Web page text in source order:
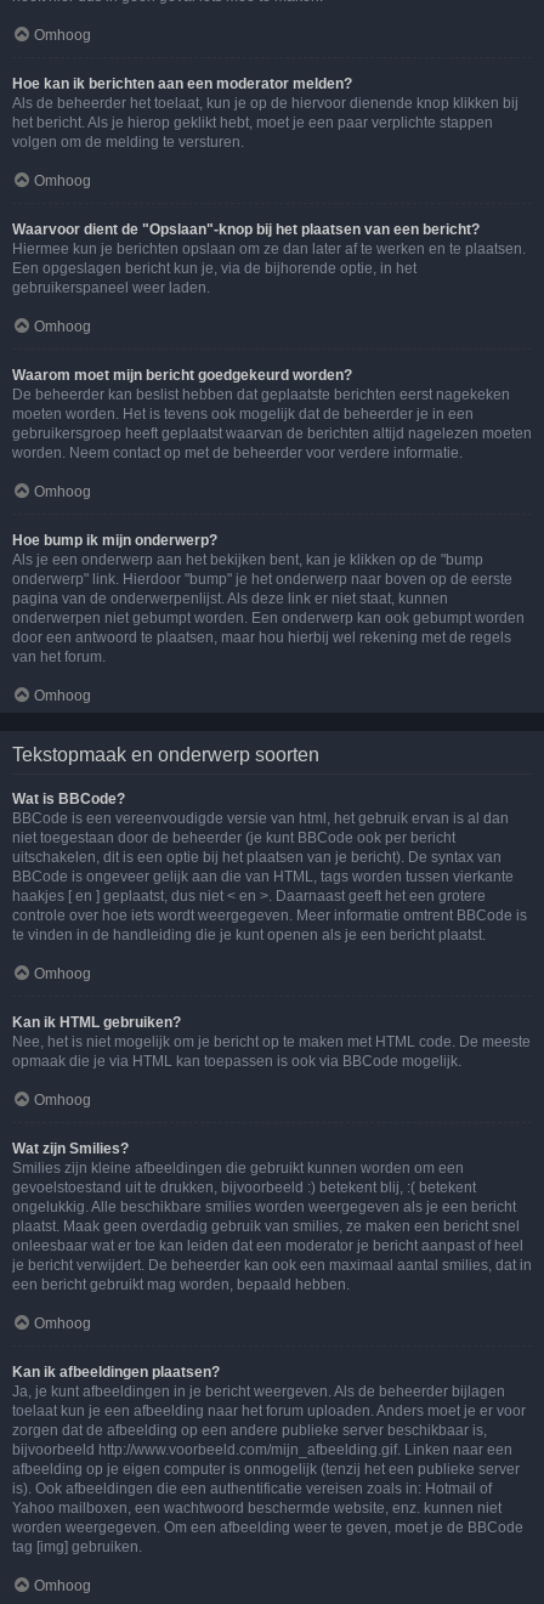
Omhoog
Hoe kan ik berichten aan een moderator melden?
Als de beheerder het toelaat, kun je op de hiervoor dienende knop klikken bij
het bericht. Als je hierop geklikt hebt, moet je een paar verplichte stappen
volgen om de melding te versturen.
Omhoog
Waarvoor dient de "Opslaan"-knop bij het plaatsen van een bericht?
Hiermee kun je berichten opslaan om ze dan later af te werken en te plaatsen.
Een opgeslagen bericht kun je, via de bijhorende optie, in het
gebruikerspaneel weer laden.
Omhoog
Waarom moet mijn bericht goedgekeurd worden?
De beheerder kan beslist hebben dat geplaatste berichten eerst nagekeken
moeten worden. Het is tevens ook mogelijk dat de beheerder je in een
gebruikersgroep heeft geplaatst waarvan de berichten altijd nagelezen moeten
worden. Neem contact op met de beheerder voor verdere informatie.
Omhoog
Hoe bump ik mijn onderwerp?
Als je een onderwerp aan het bekijken bent, kan je klikken op de "bump
onderwerp" link. Hierdoor "bump" je het onderwerp naar boven op de eerste
pagina van de onderwerpenlijst. Als deze link er niet staat, kunnen
onderwerpen niet gebumpt worden. Een onderwerp kan ook gebumpt worden
door een antwoord te plaatsen, maar hou hierbij wel rekening met de regels
van het forum.
Omhoog
Tekstopmaak en onderwerp soorten
Wat is BBCode?
BBCode is een vereenvoudigde versie van html, het gebruik ervan is al dan
niet toegestaan door de beheerder (je kunt BBCode ook per bericht
uitschakelen, dit is een optie bij het plaatsen van je bericht). De syntax van
BBCode is ongeveer gelijk aan die van HTML, tags worden tussen vierkante
haakjes [ en ] geplaatst, dus niet < en >. Daarnaast geeft het een grotere
controle over hoe iets wordt weergegeven. Meer informatie omtrent BBCode is
te vinden in de handleiding die je kunt openen als je een bericht plaatst.
Omhoog
Kan ik HTML gebruiken?
Nee, het is niet mogelijk om je bericht op te maken met HTML code. De meeste
opmaak die je via HTML kan toepassen is ook via BBCode mogelijk.
Omhoog
Wat zijn Smilies?
Smilies zijn kleine afbeeldingen die gebruikt kunnen worden om een
gevoelstoestand uit te drukken, bijvoorbeeld :) betekent blij, :( betekent
ongelukkig. Alle beschikbare smilies worden weergegeven als je een bericht
plaatst. Maak geen overdadig gebruik van smilies, ze maken een bericht snel
onleesbaar wat er toe kan leiden dat een moderator je bericht aanpast of heel
je bericht verwijdert. De beheerder kan ook een maximaal aantal smilies, dat in
een bericht gebruikt mag worden, bepaald hebben.
Omhoog
Kan ik afbeeldingen plaatsen?
Ja, je kunt afbeeldingen in je bericht weergeven. Als de beheerder bijlagen
toelaat kun je een afbeelding naar het forum uploaden. Anders moet je er voor
zorgen dat de afbeelding op een andere publieke server beschikbaar is,
bijvoorbeeld http://www.voorbeeld.com/mijn_afbeelding.gif. Linken naar een
afbeelding op je eigen computer is onmogelijk (tenzij het een publieke server
is). Ook afbeeldingen die een authentificatie vereisen zoals in: Hotmail of
Yahoo mailboxen, een wachtwoord beschermde website, enz. kunnen niet
worden weergegeven. Om een afbeelding weer te geven, moet je de BBCode
tag [img] gebruiken.
Omhoog